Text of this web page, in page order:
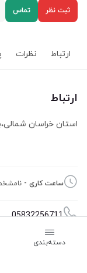
ثبت نظر تماس
ارتباط نظرات
ارتباط
استان خراسان شمالی،
ساعت کاری -
05832256711
09155852852
دسته‌بندی